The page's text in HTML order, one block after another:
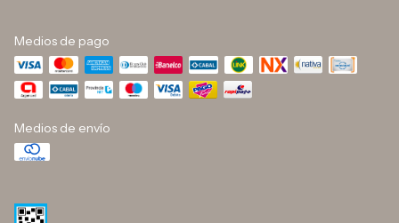
Medios de pago
Medios de envío